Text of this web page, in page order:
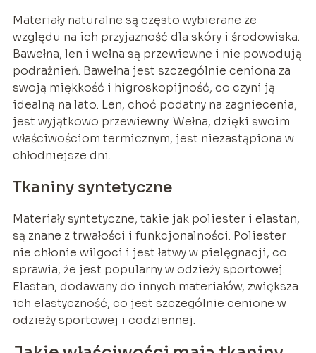
Materiały naturalne są często wybierane ze
względu na ich przyjazność dla skóry i środowiska.
Bawełna, len i wełna są przewiewne i nie powodują
podrażnień. Bawełna jest szczególnie ceniona za
swoją miękkość i higroskopijność, co czyni ją
idealną na lato. Len, choć podatny na zagniecenia,
jest wyjątkowo przewiewny. Wełna, dzięki swoim
właściwościom termicznym, jest niezastąpiona w
chłodniejsze dni.
Tkaniny syntetyczne
Materiały syntetyczne, takie jak poliester i elastan,
są znane z trwałości i funkcjonalności. Poliester
nie chłonie wilgoci i jest łatwy w pielęgnacji, co
sprawia, że jest popularny w odzieży sportowej.
Elastan, dodawany do innych materiałów, zwiększa
ich elastyczność, co jest szczególnie cenione w
odzieży sportowej i codziennej.